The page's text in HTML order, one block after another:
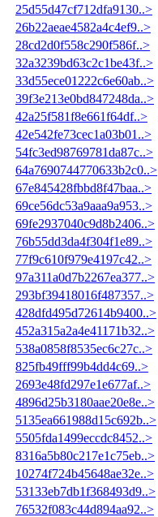
25d55d47cf712dfa9130..>
26b22aeae4582a4c4ef9..>
28cd2d0f558c290f586f..>
32a3239bd63c2c1be43f..>
33d55ece01222c6e60ab..>
39f3e213e0bd847248da..>
42a25f581f8e661f64df..>
42e542fe73cec1a03b01..>
54fc3ed98769781da87c..>
64a7690744770633b2c0..>
67e845428fbbd8f47baa..>
69ce56dc53a9aaa9a953..>
69fe2937040c9d8b2406..>
76b55dd3da4f304f1e89..>
77f9c610f979e4197c42..>
97a311a0d7b2267ea377..>
293bf39418016f487357..>
428dfd495d72614b9400..>
452a315a2a4e41171b32..>
538a0858f8535ec6c27c..>
825fb49fff99b4dd4c69..>
2693e48fd297e1e677af..>
4896d25b3180aae20e8e..>
5135ea661988d15c692b..>
5505fda1499eccdc8452..>
8316a5b80c217e1c75eb..>
10274f724b45648ae32e..>
53133eb7db1f368493d9..>
76532f083c44d894aa92..>